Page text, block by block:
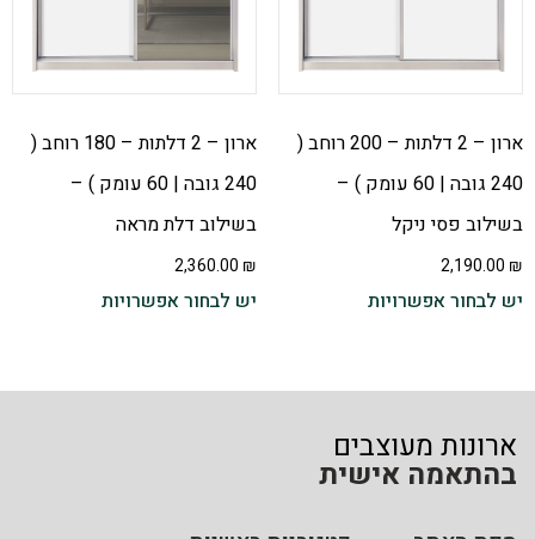
ארון – 2 דלתות – 200 רוחב (
240 גובה | 60 עומק ) –
בשילוב פסי ניקל
2,190.00 ₪
יש לבחור אפשרויות
ארון – 2 דלתות – 180 רוחב (
240 גובה | 60 עומק ) –
בשילוב דלת מראה
2,360.00 ₪
יש לבחור אפשרויות
ארונות מעוצבים
בהתאמה אישית